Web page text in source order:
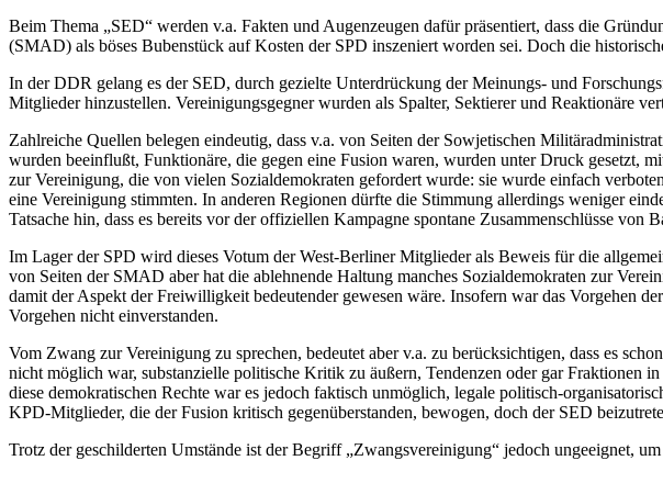
Beim Thema „SED“ werden v.a. Fakten und Augenzeugen dafür präsentiert, dass die
(SMAD) als böses Bubenstück auf Kosten der SPD inszeniert worden sei. Doch die
In der DDR gelang es der SED, durch gezielte Unterdrückung der Meinungs- und
Mitglieder hinzustellen. Vereinigungsgegner wurden als Spalter, Sektierer und Reaktionäre
Zahlreiche Quellen belegen eindeutig, dass v.a. von Seiten der Sowjetischen
wurden beeinflußt, Funktionäre, die gegen eine Fusion waren, wurden unter Druck
zur Vereinigung, die von vielen Sozialdemokraten gefordert wurde: sie wurde einfach
eine Vereinigung stimmten. In anderen Regionen dürfte die Stimmung allerdings weniger
Tatsache hin, dass es bereits vor der offiziellen Kampagne spontane Zusammenschlüsse von
Im Lager der SPD wird dieses Votum der West-Berliner Mitglieder als Beweis für die
von Seiten der SMAD aber hat die ablehnende Haltung manches Sozialdemokraten zur
damit der Aspekt der Freiwilligkeit bedeutender gewesen wäre. Insofern war das Vorgehen
Vorgehen nicht einverstanden.
Vom Zwang zur Vereinigung zu sprechen, bedeutet aber v.a. zu berücksichtigen, dass es
nicht möglich war, substanzielle politische Kritik zu äußern, Tendenzen oder gar Fraktionen
diese demokratischen Rechte war es jedoch faktisch unmöglich, legale politisch-
KPD-Mitglieder, die der Fusion kritisch gegenüberstanden, bewogen, doch der SED
Trotz der geschilderten Umstände ist der Begriff „Zwangsvereinigung“ jedoch ungeeignet,